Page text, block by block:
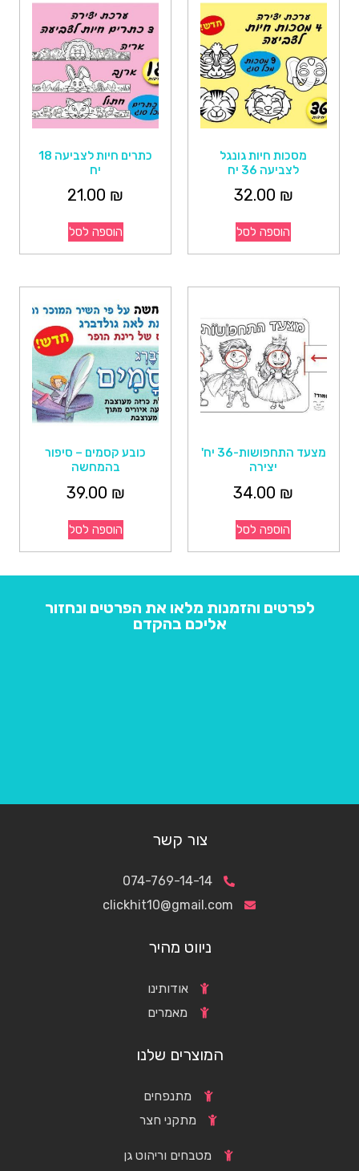
מסכות חיות גונגל
לצביעה 36 יח
32.00 ₪
הוספה לסל
כתרים חיות לצביעה 18
יח
21.00 ₪
הוספה לסל
מצעד התחפושות-36 יח'
יצירה
34.00 ₪
הוספה לסל
כובע קסמים – סיפור
בהמחשה
39.00 ₪
הוספה לסל
לפרטים והזמנות מלאו את הפרטים ונחזור
אליכם בהקדם
צור קשר
074-769-14-14
clickhit10@gmail.com
ניווט מהיר
אודותינו
מאמרים
המוצרים שלנו
מתנפחים
מתקני חצר
מטבחים וריהוט גן